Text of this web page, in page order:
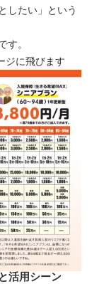
したい」という
。
に飛びます
活用シーン